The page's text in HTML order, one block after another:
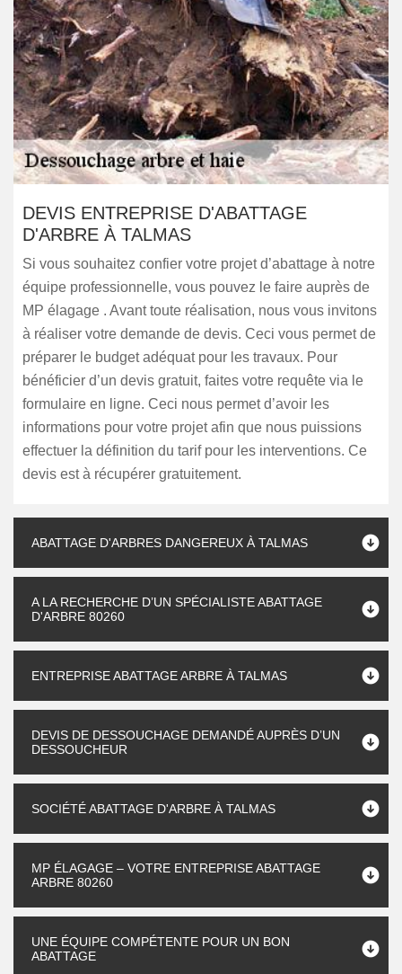
DEVIS ENTREPRISE D'ABATTAGE
D'ARBRE À TALMAS
Si vous souhaitez confier votre projet d’abattage à notre
équipe professionnelle, vous pouvez le faire auprès de
MP élagage . Avant toute réalisation, nous vous invitons
à réaliser votre demande de devis. Ceci vous permet de
préparer le budget adéquat pour les travaux. Pour
bénéficier d’un devis gratuit, faites votre requête via le
formulaire en ligne. Ceci nous permet d’avoir les
informations pour votre projet afin que nous puissions
effectuer la définition du tarif pour les interventions. Ce
devis est à récupérer gratuitement.
ABATTAGE D'ARBRES DANGEREUX À TALMAS
A LA RECHERCHE D’UN SPÉCIALISTE ABATTAGE
D'ARBRE 80260
ENTREPRISE ABATTAGE ARBRE À TALMAS
DEVIS DE DESSOUCHAGE DEMANDÉ AUPRÈS D’UN
DESSOUCHEUR
SOCIÉTÉ ABATTAGE D'ARBRE À TALMAS
MP ÉLAGAGE – VOTRE ENTREPRISE ABATTAGE
ARBRE 80260
UNE ÉQUIPE COMPÉTENTE POUR UN BON
ABATTAGE